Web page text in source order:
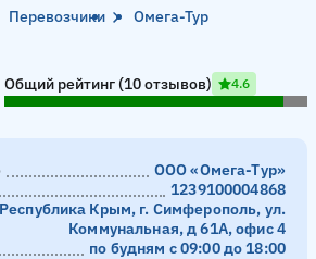
Перевозчики Омега-Тур
Тур"
Общий рейтинг (10 отзывов) 4.6
ООО «Омега-Тур»
1239100004868
Крым, г. Симферополь, ул.
Коммунальная, д 61А, офис 4
по будням с 09:00 до 18:00